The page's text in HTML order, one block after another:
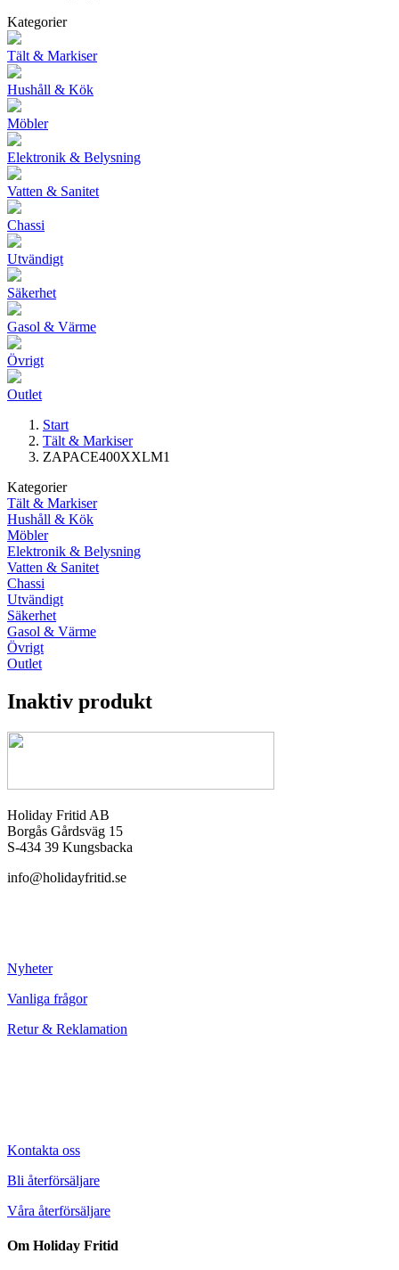
Kategorier
Tält & Markiser
Hushåll & Kök
Möbler
Elektronik & Belysning
Vatten & Sanitet
Chassi
Utvändigt
Säkerhet
Gasol & Värme
Övrigt
Outlet
Start
Tält & Markiser
ZAPACE400XXLM1
Kategorier
Tält & Markiser
Hushåll & Kök
Möbler
Elektronik & Belysning
Vatten & Sanitet
Chassi
Utvändigt
Säkerhet
Gasol & Värme
Övrigt
Outlet
Inaktiv produkt
Holiday Fritid AB
Borgås Gårdsväg 15
S-434 39 Kungsbacka
info@holidayfritid.se
Nyheter
Vanliga frågor
Retur & Reklamation
Kontakta oss
Bli återförsäljare
Våra återförsäljare
Om Holiday Fritid